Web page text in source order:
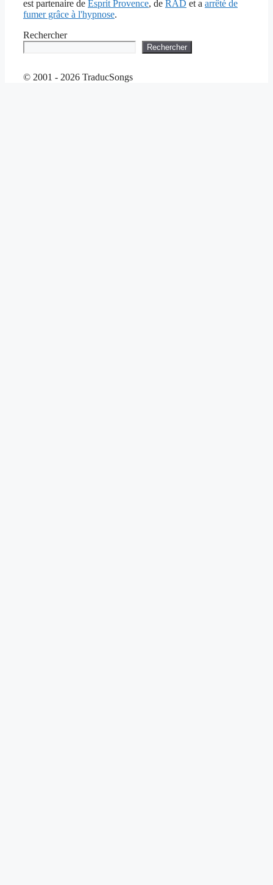
est partenaire de Esprit Provence, de RAD et a arrêté de
fumer grâce à l'hypnose.
Rechercher
Rechercher
© 2001 - 2026 TraducSongs